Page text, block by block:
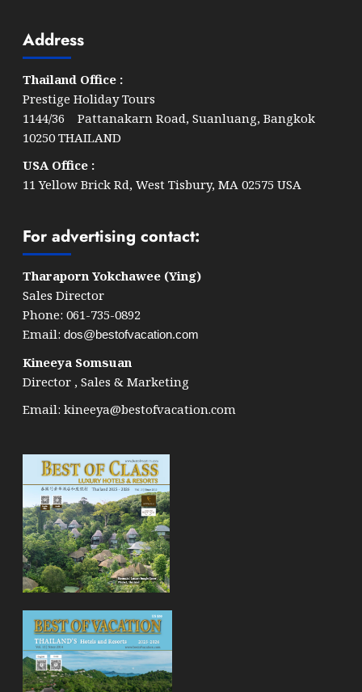
Address
Thailand Office :
Prestige Holiday Tours
1144/36 Pattanakarn Road, Suanluang, Bangkok
10250 THAILAND
USA Office :
11 Yellow Brick Rd, West Tisbury, MA 02575 USA
For advertising contact:
Tharaporn Yokchawee (Ying)
Sales Director
Phone: 061-735-0892
Email: dos@bestofvacation.com
Kineeya Somsuan
Director , Sales & Marketing
Email: kineeya@bestofvacation.com